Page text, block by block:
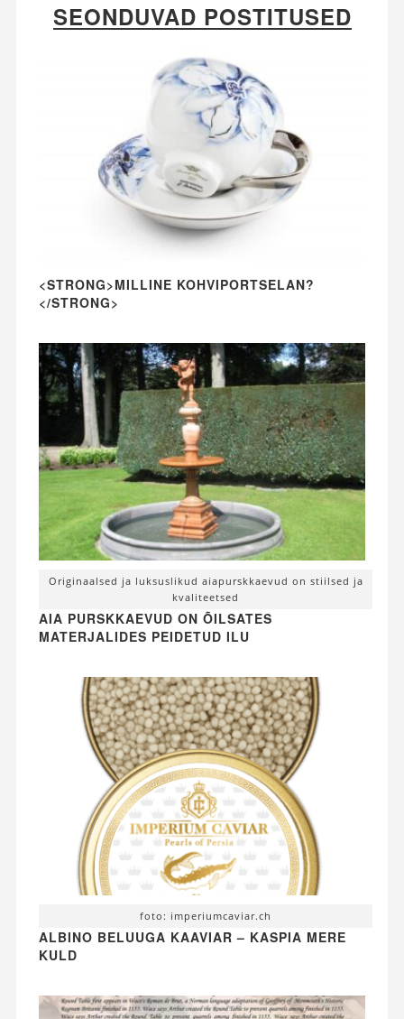
SEONDUVAD POSTITUSED
<STRONG>MILLINE KOHVIPORTSELAN?
</STRONG>
Originaalsed ja luksuslikud aiapurskkaevud on stiilsed ja
kvaliteetsed
AIA PURSKKAEVUD ON ÕILSATES
MATERJALIDES PEIDETUD ILU
foto: imperiumcaviar.ch
ALBINO BELUUGA KAAVIAR – KASPIA MERE
KULD